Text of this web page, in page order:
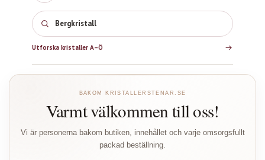
Bergkristall
Utforska kristaller A–Ö
BAKOM KRISTALLERSTENAR.SE
Varmt välkommen till oss!
Vi är personerna bakom butiken, innehållet och varje omsorgsfullt
packad beställning.